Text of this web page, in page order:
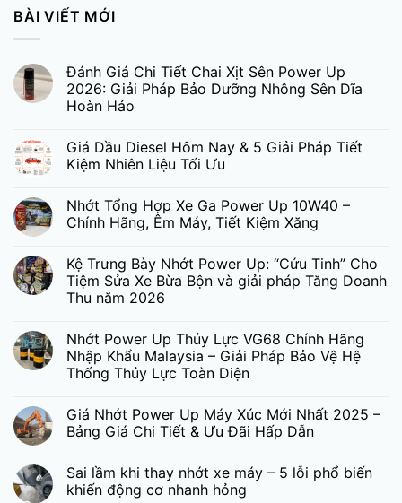
BÀI VIẾT MỚI
Đánh Giá Chi Tiết Chai Xịt Sên Power Up
2026: Giải Pháp Bảo Dưỡng Nhông Sên Dĩa
Hoàn Hảo
Giá Dầu Diesel Hôm Nay & 5 Giải Pháp Tiết
Kiệm Nhiên Liệu Tối Ưu
Nhớt Tổng Hợp Xe Ga Power Up 10W40 –
Chính Hãng, Êm Máy, Tiết Kiệm Xăng
Kệ Trưng Bày Nhớt Power Up: “Cứu Tinh” Cho
Tiệm Sửa Xe Bừa Bộn và giải pháp Tăng Doanh
Thu năm 2026
Nhớt Power Up Thủy Lực VG68 Chính Hãng
Nhập Khẩu Malaysia – Giải Pháp Bảo Vệ Hệ
Thống Thủy Lực Toàn Diện
Giá Nhớt Power Up Máy Xúc Mới Nhất 2025 –
Bảng Giá Chi Tiết & Ưu Đãi Hấp Dẫn
Sai lầm khi thay nhớt xe máy – 5 lỗi phổ biến
khiến động cơ nhanh hỏng